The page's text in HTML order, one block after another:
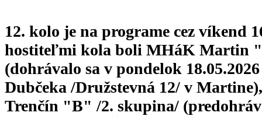
12. kolo je na programe cez víkend
hostiteľmi kola boli MHáK Martin
(dohrávalo sa v pondelok
Dubčeka /Družstevná 12/ v
Trenčín "B" /2. skupina/